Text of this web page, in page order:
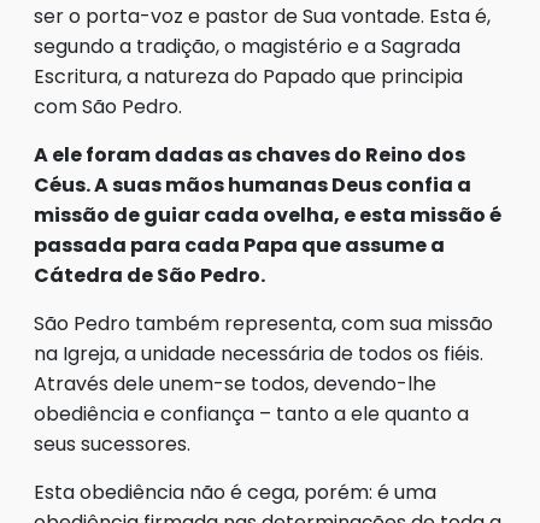
ser o porta-voz e pastor de Sua vontade. Esta é,
segundo a tradição, o magistério e a Sagrada
Escritura, a natureza do Papado que principia
com São Pedro.
A ele foram dadas as chaves do Reino dos
Céus. A suas mãos humanas Deus confia a
missão de guiar cada ovelha, e esta missão é
passada para cada Papa que assume a
Cátedra de São Pedro.
São Pedro também representa, com sua missão
na Igreja, a unidade necessária de todos os fiéis.
Através dele unem-se todos, devendo-lhe
obediência e confiança – tanto a ele quanto a
seus sucessores.
Esta obediência não é cega, porém: é uma